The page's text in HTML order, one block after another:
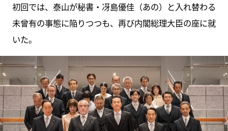
初回では、泰山が秘書・冴島優佳（あの）と入れ替わる
未曾有の事態に陥りつつも、再び内閣総理大臣の座に就
いた。